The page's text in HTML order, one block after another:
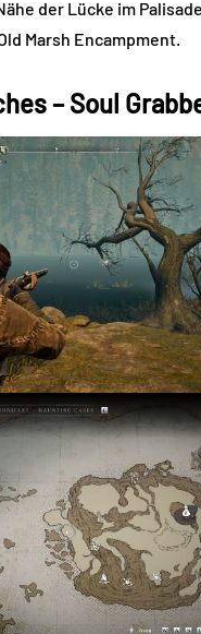
der Lücke im
Marsh Encampment.
– Soul